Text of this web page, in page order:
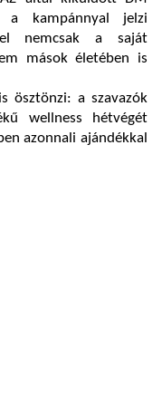
a kampánnyal jelzi
nemcsak a saját
mások életében is
ösztönzi: a szavazók
wellness hétvégét
azonnali ajándékkal